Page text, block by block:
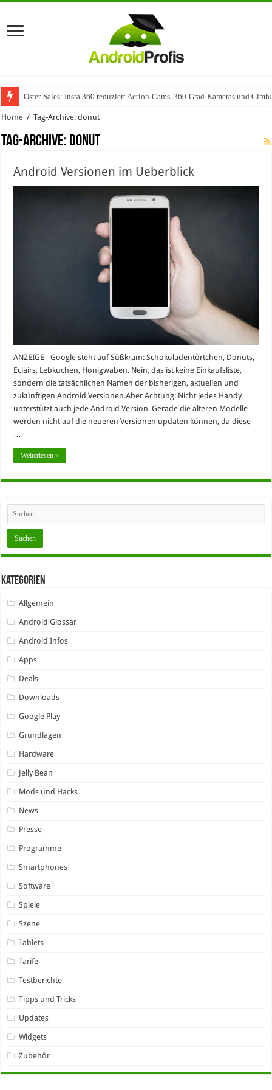
Oster-Sales: Insta 360 reduziert Action-Cams, 360-Grad-Kameras und
Home / Tag-Archive: donut
Tag-Archive: donut
Android Versionen im Ueberblick
ANZEIGE - Google steht auf Süßkram: Schokoladentörtchen, Donuts,
Eclairs, Lebkuchen, Honigwaben. Nein, das ist keine Einkaufsliste,
sondern die tatsächlichen Namen der bisherigen, aktuellen und
zukünftigen Android Versionen.Aber Achtung: Nicht jedes Handy
unterstützt auch jede Android Version. Gerade die älteren Modelle
werden nicht auf die neueren Versionen updaten können, da diese
Weiterlesen »
Kategorien
Allgemein
Android Glossar
Android Infos
Apps
Deals
Downloads
Google Play
Grundlagen
Hardware
Jelly Bean
Mods und Hacks
News
Presse
Programme
Smartphones
Software
Spiele
Szene
Tablets
Tarife
Testberichte
Tipps und Tricks
Updates
Widgets
Zubehör